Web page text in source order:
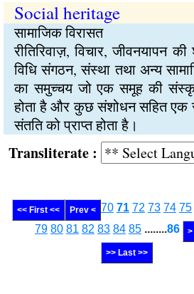
Social heritage
सामाजिक विरासत
रीतिरिवाज़, विचार, जीवनयापन
विधि संगठन, संस्था तथा अन्य
का समुच्चय जो एक समूह की
होता है और कुछ संशोधन सहित एक
संतति को प्राप्त होता है।
:
<< First << Prev < 70 71 72 73 74 75
79 80 81 82 83 84 85 ........86
>> Last >>